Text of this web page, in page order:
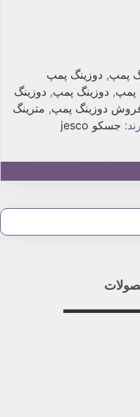
پمپ, دوزینگ پمپ
پمپ, دوزینگ پمپ, دوزینگ
دوزینگ پمپ, مترینگ
جسکو jesco